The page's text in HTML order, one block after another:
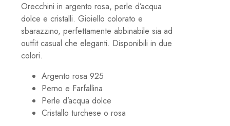
Orecchini in argento rosa, perle d’acqua
dolce e cristalli. Gioiello colorato e
sbarazzino, perfettamente abbinabile sia ad
outfit casual che eleganti. Disponibili in due
colori.
Argento rosa 925
Perno e Farfallina
Perle d’acqua dolce
Cristallo turchese o rosa